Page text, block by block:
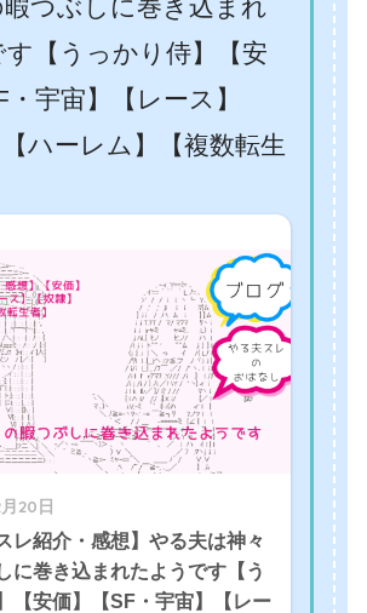
つぶしに巻き込まれ
【うっかり侍】【安
宇宙】【レース】
【ハーレム】【複数転生
20日
レ紹介・感想】やる夫は神々
に巻き込まれたようです【う
【安価】【SF・宇宙】【レー